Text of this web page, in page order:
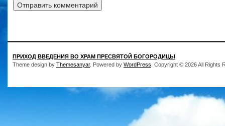
ПРИХОД ВВЕДЕНИЯ ВО ХРАМ ПРЕСВЯТОЙ БОГОРОДИЦЫ
Theme design by Themesanyar. Powered by WordPress . Copyright © 2026 All Rights